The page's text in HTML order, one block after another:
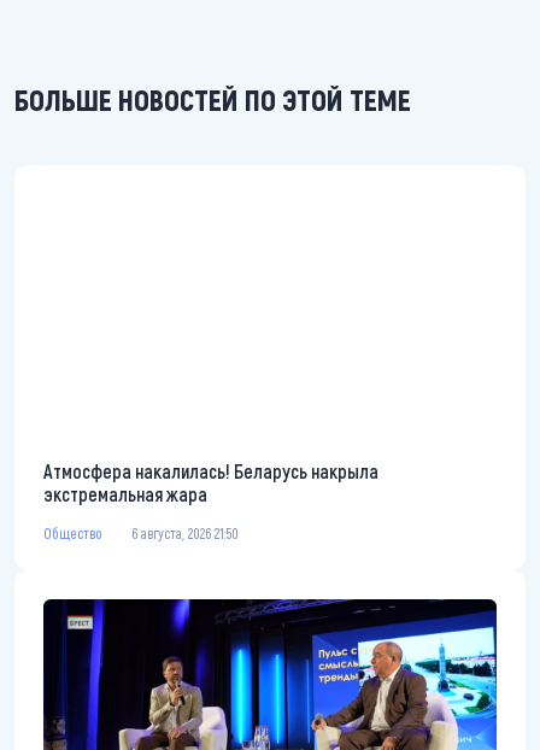
БОЛЬШЕ НОВОСТЕЙ ПО ЭТОЙ ТЕМЕ
Атмосфера накалилась! Беларусь накрыла
экстремальная жара
Общество 6 августа, 2026 21:50